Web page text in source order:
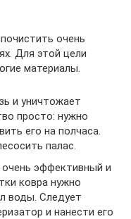
очень
Для этой цели
материалы.
и уничтожает
просто: нужно
его на полчаса.
палас.
эффективный и
ковра нужно
воды. Следует
и нанести его